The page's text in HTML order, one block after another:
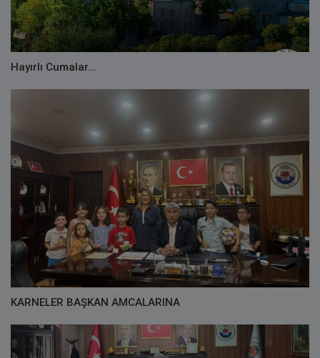
Hayırlı Cumalar...
KARNELER BAŞKAN AMCALARINA